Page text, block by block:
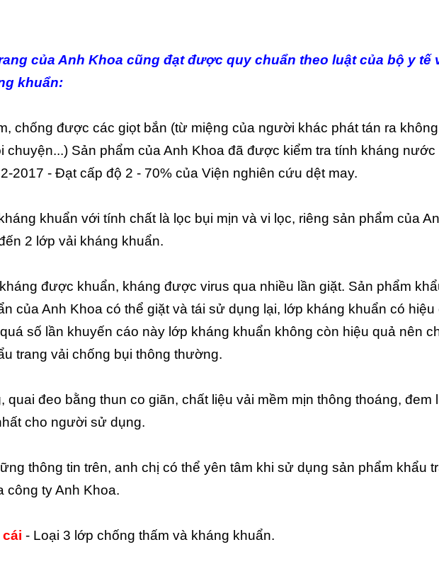
của Anh Khoa cũng đạt được quy chuẩn theo luật của bộ y tế
khuẩn:
chống được các giọt bắn (từ miệng của người khác phát tán ra
chuyện...) Sản phẩm của Anh Khoa đã được kiểm tra tính kháng nước
2017 - Đạt cấp độ 2 - 70% của Viện nghiên cứu dệt may.
khuẩn với tính chất là lọc bụi mịn và vi lọc, riêng sản phẩm của
2 lớp vải kháng khuẩn.
được khuẩn, kháng được virus qua nhiều lần giặt. Sản phẩm
của Anh Khoa có thể giặt và tái sử dụng lại, lớp kháng khuẩn có hiệu
số lần khuyến cáo này lớp kháng khuẩn không còn hiệu quả nên
trang vải chống bụi thông thường.
quai đeo bằng thun co giãn, chất liệu vải mềm mịn thông thoáng, đem
cho người sử dụng.
thông tin trên, anh chị có thể yên tâm khi sử dụng sản phẩm khẩu
công ty Anh Khoa.
cái - Loại 3 lớp chống thấm và kháng khuẩn.